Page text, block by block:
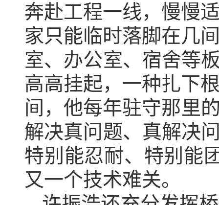
奔赴工程一线，慢慢
家只能临时落脚在几
室、办公室、宿舍等
高高挂起，一种扎下
间，他每年驻守那里
解决真问题、真解决
特别能忍耐、特别能
又一个技术难关。